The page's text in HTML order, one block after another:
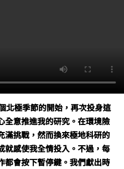
北極季節的開始，再次投身這
全意推進我的研究。在環境險
滿挑戰，然而換來極地科研的
就感使我全情投入。不過，每
都會按下暫停鍵。我們獻出時